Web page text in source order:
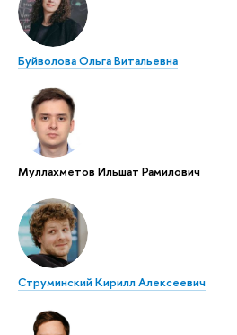
Буйволова Ольга Витальевна
Муллахметов Ильшат Рамилович
Струминский Кирилл Алексеевич